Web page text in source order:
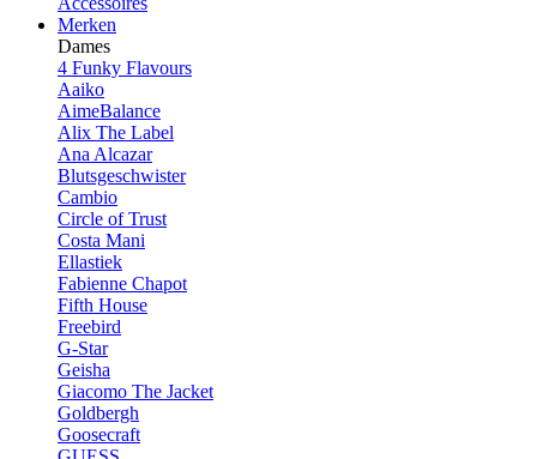
Merken
Dames
4 Funky Flavours
Aaiko
AimeBalance
Alix The Label
Ana Alcazar
Blutsgeschwister
Cambio
Circle of Trust
Costa Mani
Ellastiek
Fabienne Chapot
Fifth House
Freebird
G-Star
Geisha
Giacomo The Jacket
Goldbergh
Goosecraft